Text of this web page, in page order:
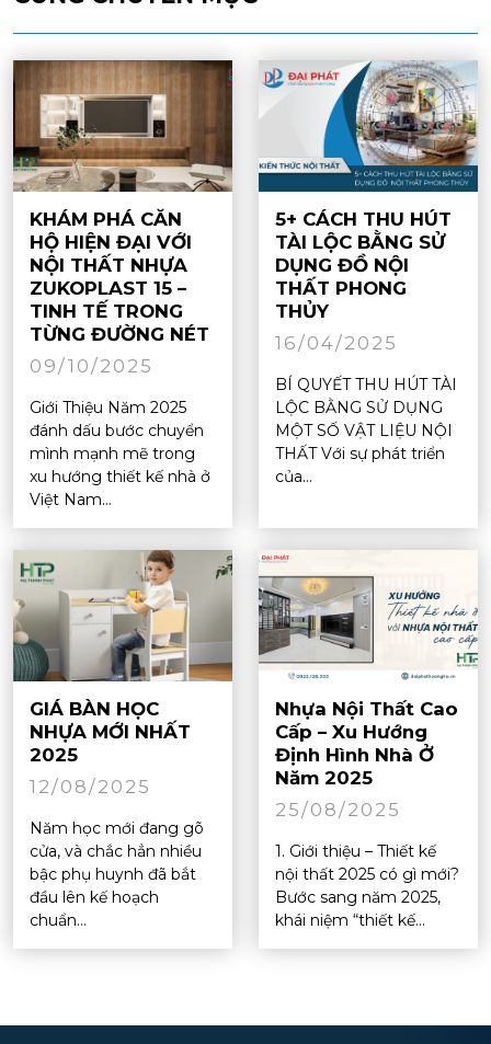
KHÁM PHÁ CĂN
HỘ HIỆN ĐẠI VỚI
NỘI THẤT NHỰA
ZUKOPLAST 15 –
TINH TẾ TRONG
TỪNG ĐƯỜNG NÉT
09/10/2025
Giới Thiệu Năm 2025
đánh dấu bước chuyển
mình mạnh mẽ trong
xu hướng thiết kế nhà ở
Việt Nam...
5+ CÁCH THU HÚT
TÀI LỘC BẰNG SỬ
DỤNG ĐỒ NỘI
THẤT PHONG
THỦY
16/04/2025
BÍ QUYẾT THU HÚT TÀI
LỘC BẰNG SỬ DỤNG
MỘT SỐ VẬT LIỆU NỘI
THẤT Với sự phát triển
của...
GIÁ BÀN HỌC
NHỰA MỚI NHẤT
2025
12/08/2025
Năm học mới đang gõ
cửa, và chắc hẳn nhiều
bậc phụ huynh đã bắt
đầu lên kế hoạch
chuẩn...
Nhựa Nội Thất Cao
Cấp – Xu Hướng
Định Hình Nhà Ở
Năm 2025
25/08/2025
1. Giới thiệu – Thiết kế
nội thất 2025 có gì mới?
Bước sang năm 2025,
khái niệm “thiết kế...